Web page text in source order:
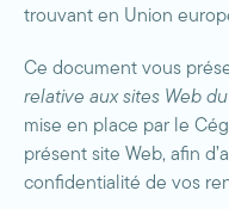
trouvant en Union
Ce document vous
relative aux sites Web
mise en place par le
présent site Web, afin
confidentialité de vos